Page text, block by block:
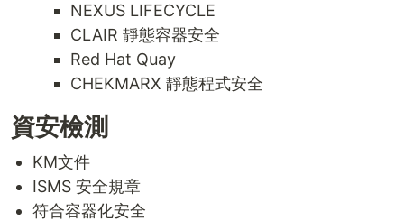
NEXUS LIFECYCLE
CLAIR 靜態容器安全
Red Hat Quay
CHEKMARX 靜態程式安全
資安檢測
KM文件
ISMS 安全規章
符合容器化安全